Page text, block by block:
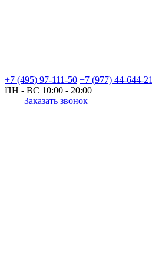
+7 (495) 97-111-50 +7 (977) 44-644-21
ПН - ВС 10:00 - 20:00
Заказать звонок